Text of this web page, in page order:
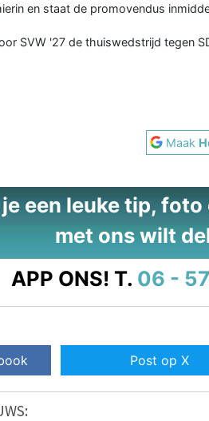
en staat de promovendus
SVW '27 de thuiswedstrijd tegen
Maak
een leuke tip,
met ons wilt
APP ONS! T. 06 -
Post op X